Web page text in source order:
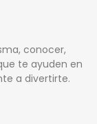
conocer,
te ayuden en
a divertirte.